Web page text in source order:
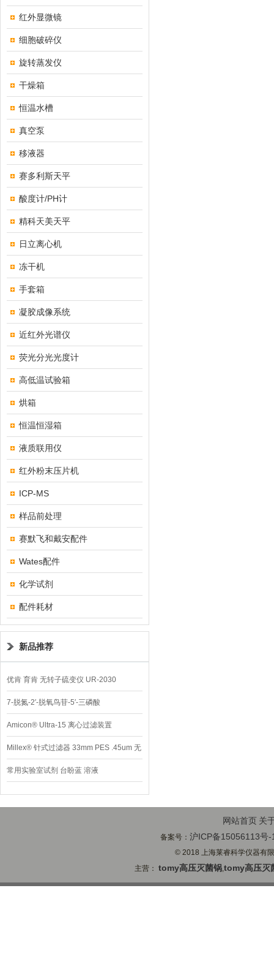
红外显微镜
细胞破碎仪
旋转蒸发仪
干燥箱
恒温水槽
真空泵
移液器
赛多利斯天平
酸度计/PH计
精科天美天平
日立离心机
冻干机
手套箱
凝胶成像系统
近红外光谱仪
荧光分光光度计
高低温试验箱
烘箱
恒温恒湿箱
液质联用仪
红外粉末压片机
ICP-MS
样品前处理
赛默飞和戴安配件
Wates配件
化学试剂
配件耗材
新品推荐
优肯 育肯 无转子硫变仪 UR-2030
7-脱氮-2′-脱氧鸟苷-5′-三磷酸
Amicon® Ultra-15 离心过滤装置
Millex® 针式过滤器 33mm PES .45um 无
菌
常用实验室试剂 台盼蓝 溶液
网站首页 关
备案号：沪ICP备15056113号-
© 2018 上海莱睿科学仪器有
主营：tomy高压灭菌锅,tomy高压灭